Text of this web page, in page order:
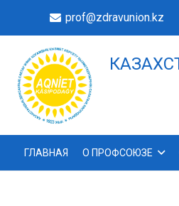
prof@zdravunion.kz
ГЛАВНАЯ О ПРОФСОЮЗЕ